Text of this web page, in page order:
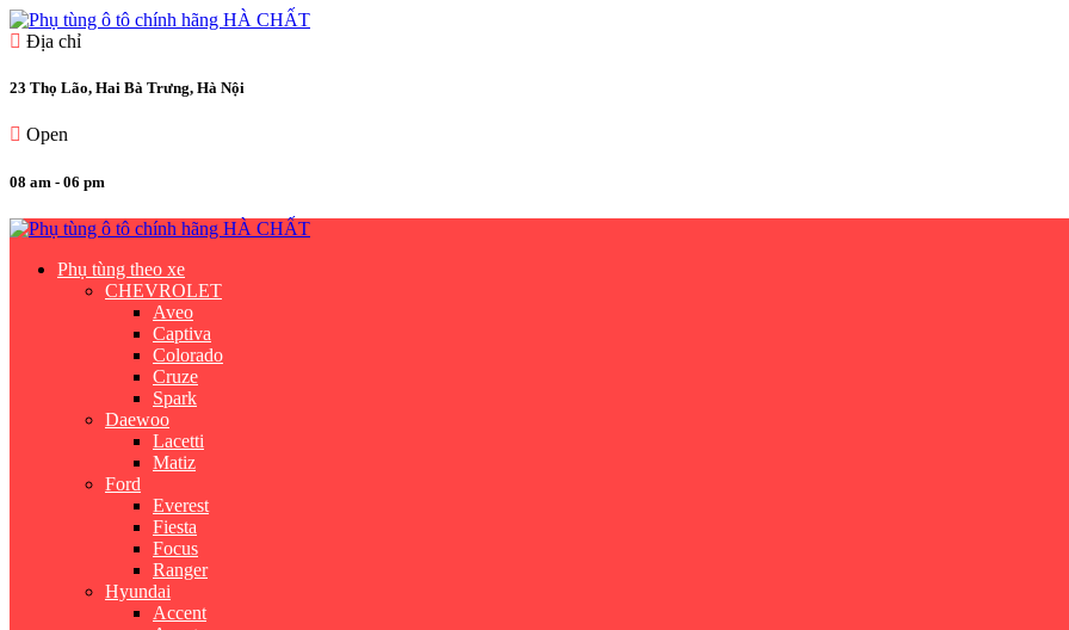
Địa chỉ
23 Thọ Lão, Hai Bà Trưng, Hà Nội
Open
08 am - 06 pm
Phụ tùng theo xe
CHEVROLET
Aveo
Captiva
Colorado
Cruze
Spark
Daewoo
Lacetti
Matiz
Ford
Everest
Fiesta
Focus
Ranger
Hyundai
Accent